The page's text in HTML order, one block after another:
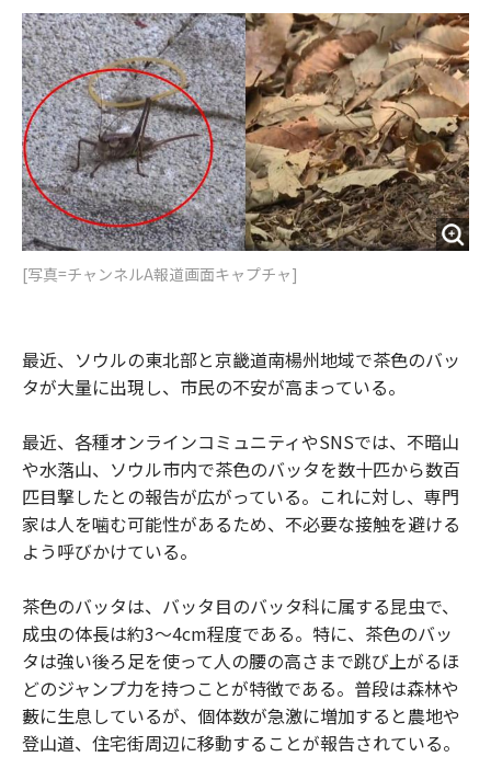
b
o
o
k
t
e
r
o
u
t
i
n
[写真=チャンネルA報道画面キャプチャ]
最近、ソウルの東北部と京畿道南楊州地域で茶色のバッ
タが大量に出現し、市民の不安が高まっている。
最近、各種オンラインコミュニティやSNSでは、不暗山
や水落山、ソウル市内で茶色のバッタを数十匹から数百
匹目撃したとの報告が広がっている。これに対し、専門
家は人を噛む可能性があるため、不必要な接触を避ける
よう呼びかけている。
茶色のバッタは、バッタ目のバッタ科に属する昆虫で、
成虫の体長は約3〜4cm程度である。特に、茶色のバッ
タは強い後ろ足を使って人の腰の高さまで跳び上がるほ
どのジャンプ力を持つことが特徴である。普段は森林や
藪に生息しているが、個体数が急激に増加すると農地や
登山道、住宅街周辺に移動することが報告されている。